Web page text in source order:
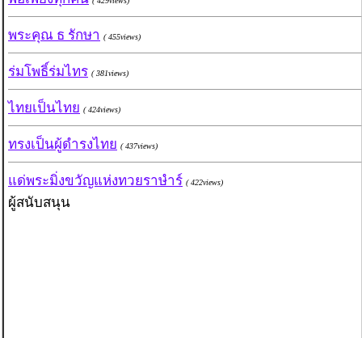
พระคุณ ธ รักษา ( 455views)
ร่มโพธิ์ร่มไทร ( 381views)
ไทยเป็นไทย ( 424views)
ทรงเป็นผู้ดำรงไทย ( 437views)
แด่พระมิ่งขวัญแห่งทวยราษำร์ ( 422views)
ผู้สนับสนุน